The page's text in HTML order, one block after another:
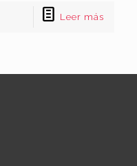
Leer más